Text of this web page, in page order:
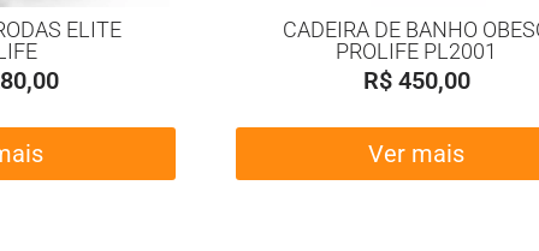
ELITE
CADEIRA DE BANHO
PROLIFE PL2001
R$450,00
Ver mais